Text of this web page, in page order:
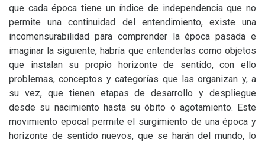
que cada época tiene un índice de independencia que no
permite una continuidad del entendimiento, existe una
incomensurabilidad para comprender la época pasada e
imaginar la siguiente, habría que entenderlas como objetos
que instalan su propio horizonte de sentido, con ello
problemas, conceptos y categorías que las organizan y, a
su vez, que tienen etapas de desarrollo y despliegue
desde su nacimiento hasta su óbito o agotamiento. Este
movimiento epocal permite el surgimiento de una época y
horizonte de sentido nuevos, que se harán del mundo, lo